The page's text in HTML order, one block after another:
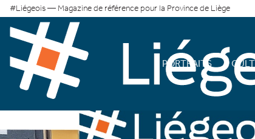
#Liégeois — Magazine de référence pour la Province de Liège
PORTRAITS